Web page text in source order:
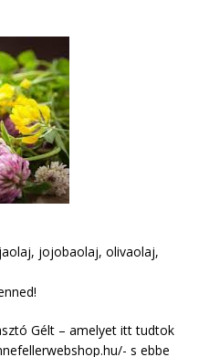
jojobaolaj, olivaolaj,
Gélt – amelyet itt tudtok
s ebbe